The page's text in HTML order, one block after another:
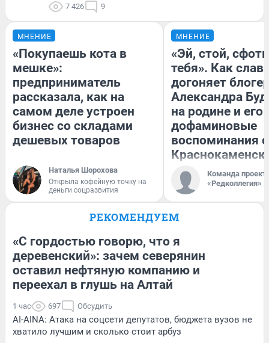
7 426 9
МНЕНИЕ
«Покупаешь кота в
мешке»:
предприниматель
рассказала, как на
самом деле устроен
бизнес со складами
дешевых товаров
Наталья Шорохова
Открыла кофейную точку на
деньги соцразвития
МНЕНИЕ
«Эй, стой,
тебя». Как
догоняет
Александра
на родине и его
дофаминовые
воспоминания о
Команда
«Редколлегия»
РЕКОМЕНДУЕМ
«С гордостью говорю, что я
деревенский»: зачем северянин
оставил нефтяную компанию и
переехал в глушь на Алтай
1 час 697 Обсудить
AI-AINA: Атака на соцсети депутатов, бюджета вузов не
хватило лучшим и сколько стоит арбуз